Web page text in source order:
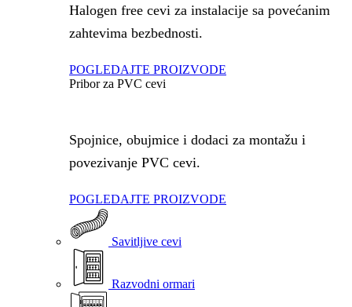
Halogen free cevi za instalacije sa povećanim
zahtevima bezbednosti.
POGLEDAJTE PROIZVODE
Pribor za PVC cevi
Spojnice, obujmice i dodaci za montažu i
povezivanje PVC cevi.
POGLEDAJTE PROIZVODE
Savitljive cevi
Razvodni ormari